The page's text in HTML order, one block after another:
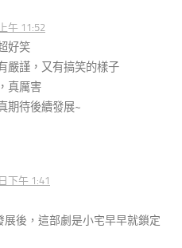
午 11:52
好笑
嚴謹，又有搞笑的樣子
真厲害
期待後續發展~
下午 1:41
後，這部劇是小宅早早就鎖定